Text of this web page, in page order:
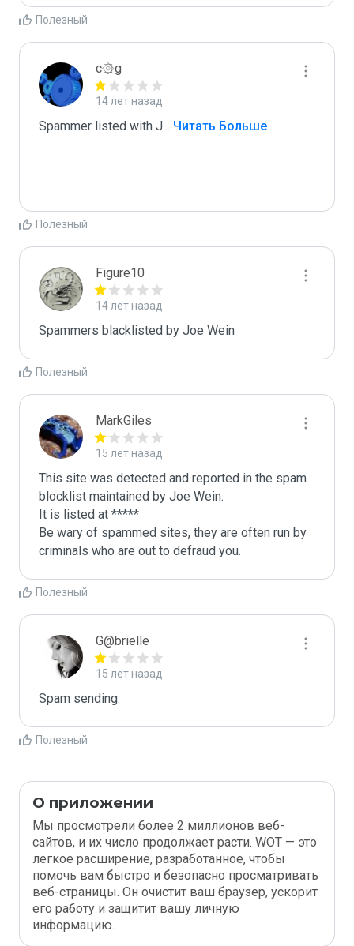
Полезный
c۞g
14 лет назад
Spammer listed with J... Читать Больше
Полезный
Figure10
14 лет назад
Spammers blacklisted by Joe Wein
Полезный
MarkGiles
15 лет назад
This site was detected and reported in the spam
blocklist maintained by Joe Wein.
It is listed at *****
Be wary of spammed sites, they are often run by
criminals who are out to defraud you.
Полезный
G@brielle
15 лет назад
Spam sending.
Полезный
О приложении
Мы просмотрели более 2 миллионов веб-
сайтов, и их число продолжает расти. WOT — это
легкое расширение, разработанное, чтобы
помочь вам быстро и безопасно просматривать
веб-страницы. Он очистит ваш браузер, ускорит
его работу и защитит вашу личную
информацию.